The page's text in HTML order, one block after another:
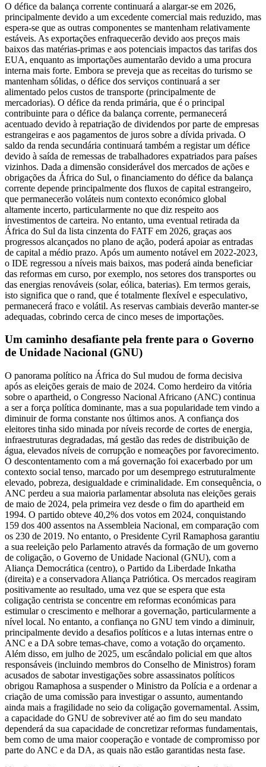
O défice da balança corrente continuará a alargar-se em 2026,
principalmente devido a um excedente comercial mais reduzido, mas
espera-se que as outras componentes se mantenham relativamente
estáveis. As exportações enfraquecerão devido aos preços mais
baixos das matérias-primas e aos potenciais impactos das tarifas dos
EUA, enquanto as importações aumentarão devido a uma procura
interna mais forte. Embora se preveja que as receitas do turismo se
mantenham sólidas, o défice dos serviços continuará a ser
alimentado pelos custos de transporte (principalmente de
mercadorias). O défice da renda primária, que é o principal
contribuinte para o défice da balança corrente, permanecerá
acentuado devido à repatriação de dividendos por parte de empresas
estrangeiras e aos pagamentos de juros sobre a dívida privada. O
saldo da renda secundária continuará também a registar um défice
devido à saída de remessas de trabalhadores expatriados para países
vizinhos. Dada a dimensão considerável dos mercados de ações e
obrigações da África do Sul, o financiamento do défice da balança
corrente depende principalmente dos fluxos de capital estrangeiro,
que permanecerão voláteis num contexto económico global
altamente incerto, particularmente no que diz respeito aos
investimentos de carteira. No entanto, uma eventual retirada da
África do Sul da lista cinzenta do FATF em 2026, graças aos
progressos alcançados no plano de ação, poderá apoiar as entradas
de capital a médio prazo. Após um aumento notável em 2022-2023,
o IDE regressou a níveis mais baixos, mas poderá ainda beneficiar
das reformas em curso, por exemplo, nos setores dos transportes ou
das energias renováveis (solar, eólica, baterias). Em termos gerais,
isto significa que o rand, que é totalmente flexível e especulativo,
permanecerá fraco e volátil. As reservas cambiais deverão manter-se
adequadas, cobrindo cerca de cinco meses de importações.
Um caminho desafiante pela frente para o Governo
de Unidade Nacional (GNU)
O panorama político na África do Sul mudou de forma decisiva
após as eleições gerais de maio de 2024. Como herdeiro da vitória
sobre o apartheid, o Congresso Nacional Africano (ANC) continua
a ser a força política dominante, mas a sua popularidade tem vindo a
diminuir de forma constante nos últimos anos. A confiança dos
eleitores tinha sido minada por níveis recorde de cortes de energia,
infraestruturas degradadas, má gestão das redes de distribuição de
água, elevados níveis de corrupção e nomeações por favorecimento.
O descontentamento com a má governação foi exacerbado por um
contexto social tenso, marcado por um desemprego estruturalmente
elevado, pobreza, desigualdade e criminalidade. Em consequência, o
ANC perdeu a sua maioria parlamentar absoluta nas eleições gerais
de maio de 2024, pela primeira vez desde o fim do apartheid em
1994. O partido obteve 40,2% dos votos em 2024, conquistando
159 dos 400 assentos na Assembleia Nacional, em comparação com
os 230 de 2019. No entanto, o Presidente Cyril Ramaphosa garantiu
a sua reeleição pelo Parlamento através da formação de um governo
de coligação, o Governo de Unidade Nacional (GNU), com a
Aliança Democrática (centro), o Partido da Liberdade Inkatha
(direita) e a conservadora Aliança Patriótica. Os mercados reagiram
positivamente ao resultado, uma vez que se espera que esta
coligação centrista se concentre em reformas económicas para
estimular o crescimento e melhorar a governação, particularmente a
nível local. No entanto, a confiança no GNU tem vindo a diminuir,
principalmente devido a desafios políticos e a lutas internas entre o
ANC e a DA sobre temas-chave, como a votação do orçamento.
Além disso, em julho de 2025, um escândalo policial em que altos
responsáveis (incluindo membros do Conselho de Ministros) foram
acusados de sabotar investigações sobre assassinatos políticos
obrigou Ramaphosa a suspender o Ministro da Polícia e a ordenar a
criação de uma comissão para investigar o assunto, aumentando
ainda mais a fragilidade no seio da coligação governamental. Assim,
a capacidade do GNU de sobreviver até ao fim do seu mandato
dependerá da sua capacidade de concretizar reformas fundamentais,
bem como de uma maior cooperação e vontade de compromisso por
parte do ANC e da DA, as quais não estão garantidas nesta fase.